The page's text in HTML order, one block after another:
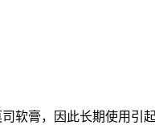
软膏，因此长期使用引